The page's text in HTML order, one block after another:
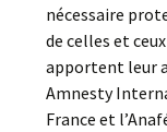
nécessaire
de celles et
apportent leur
Amnesty
France et